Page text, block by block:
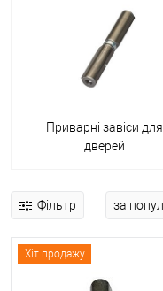
Приварні завіси для
дверей
Фільтр
Хіт продажу